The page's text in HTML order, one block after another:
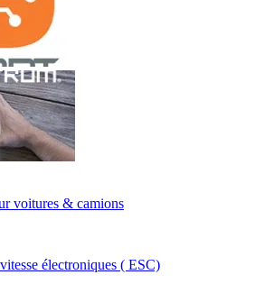
voitures & camions
électroniques ( ESC)